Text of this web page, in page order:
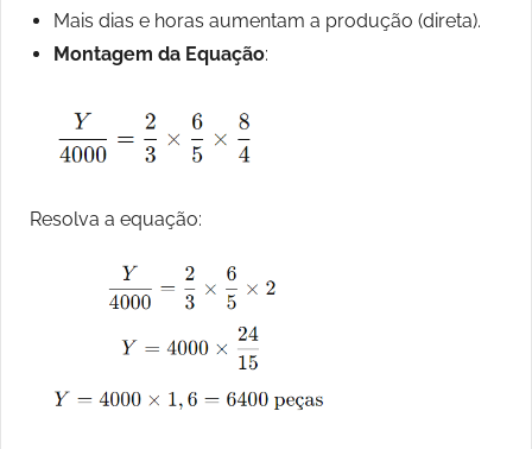
Mais dias e horas aumentam a produção (direta).
Montagem da Equação:
Resolva a equação: